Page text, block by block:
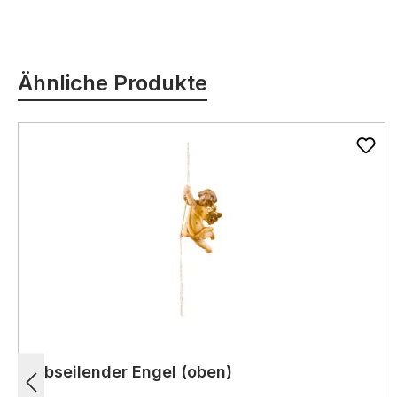
Ähnliche Produkte
Abseilender Engel (oben)